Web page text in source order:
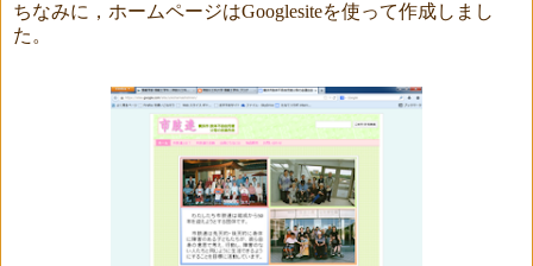
ちなみに，ホームページはGooglesiteを使って作成しまし
た。